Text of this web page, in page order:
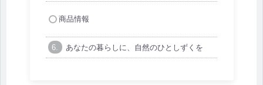
商品情報
あなたの暮らしに、自然のひとしずくを